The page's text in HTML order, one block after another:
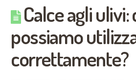
Calce agli ulivi:
possiamo
correttamente?